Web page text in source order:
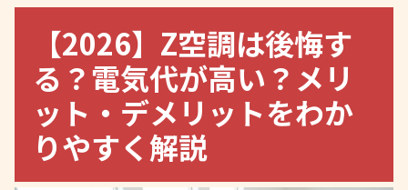
【2026】Z空調は後悔す
る？電気代が高い？メリ
ット・デメリットをわか
りやすく解説